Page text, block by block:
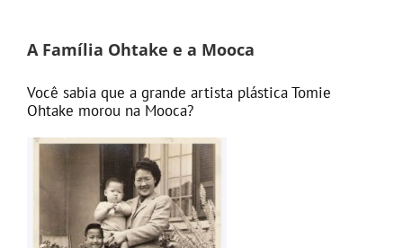
A Família Ohtake e a Mooca
Você sabia que a grande artista plástica Tomie
Ohtake morou na Mooca?